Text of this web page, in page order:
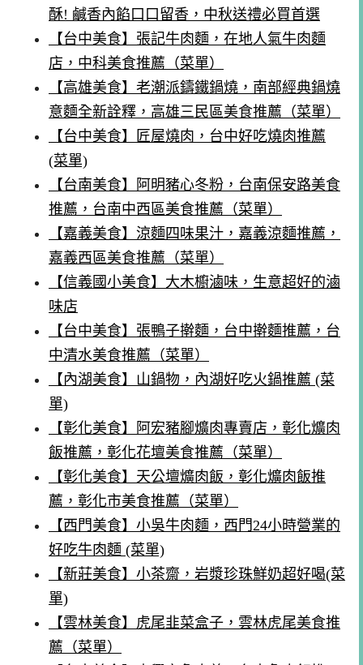
酥! 鹹香內餡口口留香，中秋送禮必買首選
【台中美食】張記牛肉麵，在地人氣牛肉麵
店，中科美食推薦（菜單）
【高雄美食】老潮派鑄鐵鍋燒，南部經典鍋燒
意麵全新詮釋，高雄三民區美食推薦（菜單）
【台中美食】匠屋燒肉，台中好吃燒肉推薦
(菜單)
【台南美食】阿明豬心冬粉，台南保安路美食
推薦，台南中西區美食推薦（菜單）
【嘉義美食】涼麵四味果汁，嘉義涼麵推薦，
嘉義西區美食推薦（菜單）
【信義國小美食】大木櫥滷味，生意超好的滷
味店
【台中美食】張鴨子擀麵，台中擀麵推薦，台
中清水美食推薦（菜單）
【內湖美食】山鍋物，內湖好吃火鍋推薦 (菜
單)
【彰化美食】阿宏豬腳爌肉專賣店，彰化爌肉
飯推薦，彰化花壇美食推薦（菜單）
【彰化美食】天公壇爌肉飯，彰化爌肉飯推
薦，彰化市美食推薦（菜單）
【西門美食】小吳牛肉麵，西門24小時營業的
好吃牛肉麵 (菜單)
【新莊美食】小茶齋，岩漿珍珠鮮奶超好喝(菜
單)
【雲林美食】虎尾韭菜盒子，雲林虎尾美食推
薦（菜單）